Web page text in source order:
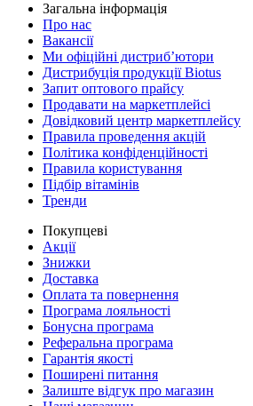
Загальна інформація
Про нас
Вакансії
Ми офіційні дистриб’ютори
Дистрибуція продукції Biotus
Запит оптового прайсу
Продавати на маркетплейсі
Довідковий центр маркетплейсу
Правила проведення акцій
Політика конфіденційності
Правила користування
Підбір вітамінів
Тренди
Покупцеві
Акції
Знижки
Доставка
Оплата та повернення
Програма лояльності
Бонусна програма
Реферальна програма
Гарантія якості
Поширені питання
Залиште відгук про магазин